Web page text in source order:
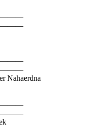
Nahaerdna